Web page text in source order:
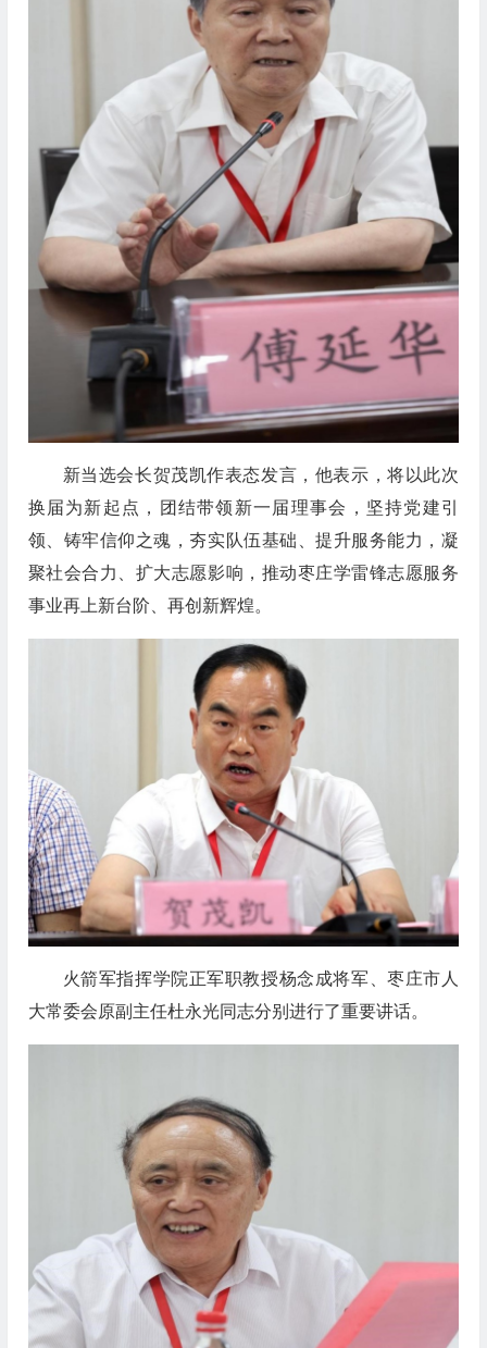
新当选会长贺茂凯作表态发言，他表示，将以此次
换届为新起点，团结带领新一届理事会，坚持党建引
领、铸牢信仰之魂，夯实队伍基础、提升服务能力，凝
聚社会合力、扩大志愿影响，推动枣庄学雷锋志愿服务
事业再上新台阶、再创新辉煌。
火箭军指挥学院正军职教授杨念成将军、枣庄市人
大常委会原副主任杜永光同志分别进行了重要讲话。